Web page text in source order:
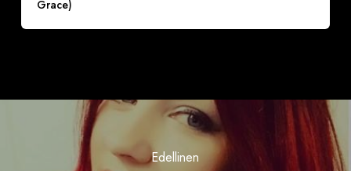
Grace)
Edellinen